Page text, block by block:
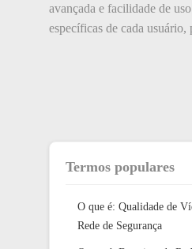
avançada e facilidade de
específicas de cada
Termos populares
O que é: Qualidade de
Rede de Segurança